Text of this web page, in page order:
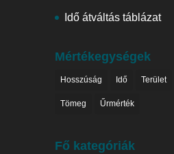
Idő átváltás táblázat
Mértékegységek
Hosszúság Idő Terület
Tömeg Űrmérték
Fő kategóriák